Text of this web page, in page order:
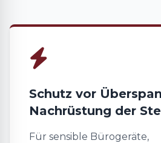
Schutz vor
Nachrüstung der
Für sensible Bürogeräte,